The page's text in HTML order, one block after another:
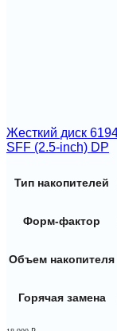
Жесткий диск
SFF (2.5-inch) DP
Тип накопителей
Форм-фактор
Объем накопителя
Горячая замена